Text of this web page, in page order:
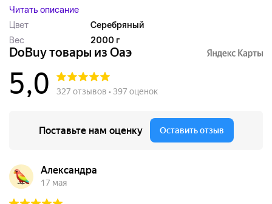
Читать описание
Цвет
Серебряный
Вес
2000 г